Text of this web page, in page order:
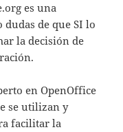
es una
de que SI lo
la decisión de
en OpenOffice
se utilizan y
facilitar la